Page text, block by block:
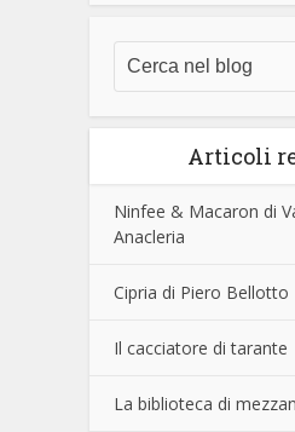
Articoli
Ninfee & Macaron di
Anacleria
Cipria di Piero Bellotto
Il cacciatore di tarante
La biblioteca di